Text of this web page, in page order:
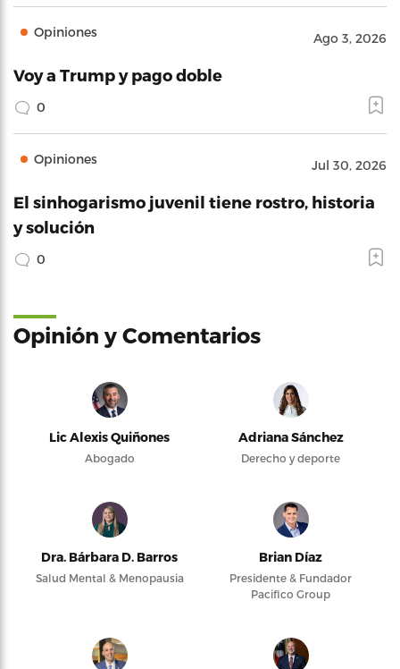
Opiniones Ago 3, 2026
Voy a Trump y pago doble
0
Opiniones Jul 30, 2026
El sinhogarismo juvenil tiene rostro, historia
y solución
0
Opinión y Comentarios
Lic Alexis Quiñones
Abogado
Adriana Sánchez
Derecho y deporte
Dra. Bárbara D. Barros
Salud Mental & Menopausia
Brian Díaz
Presidente & Fundador
Pacifico Group